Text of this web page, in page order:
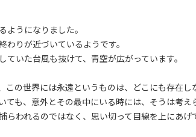
ようになりました。
わりが近づいているようです。
ていた台風も抜けて、青空が広がっています。
この世界には永遠というものは、どこにも存在し
ても、意外とその最中にいる時には、そうは考え
らわれるのではなく、思い切って目線を上にあ